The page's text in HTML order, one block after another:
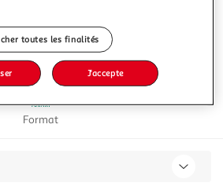
Format
toutes les finalités
J'accepte